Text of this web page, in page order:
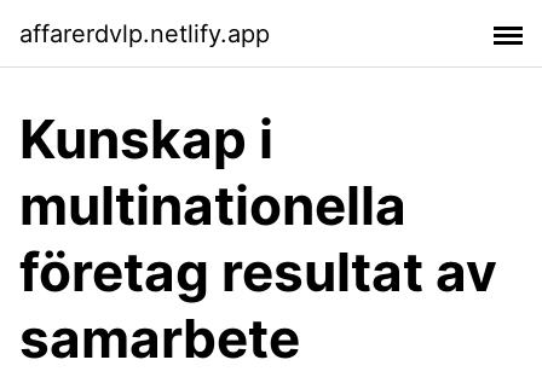
affarerdvlp.netlify.app
Kunskap i
multinationella
företag resultat av
samarbete